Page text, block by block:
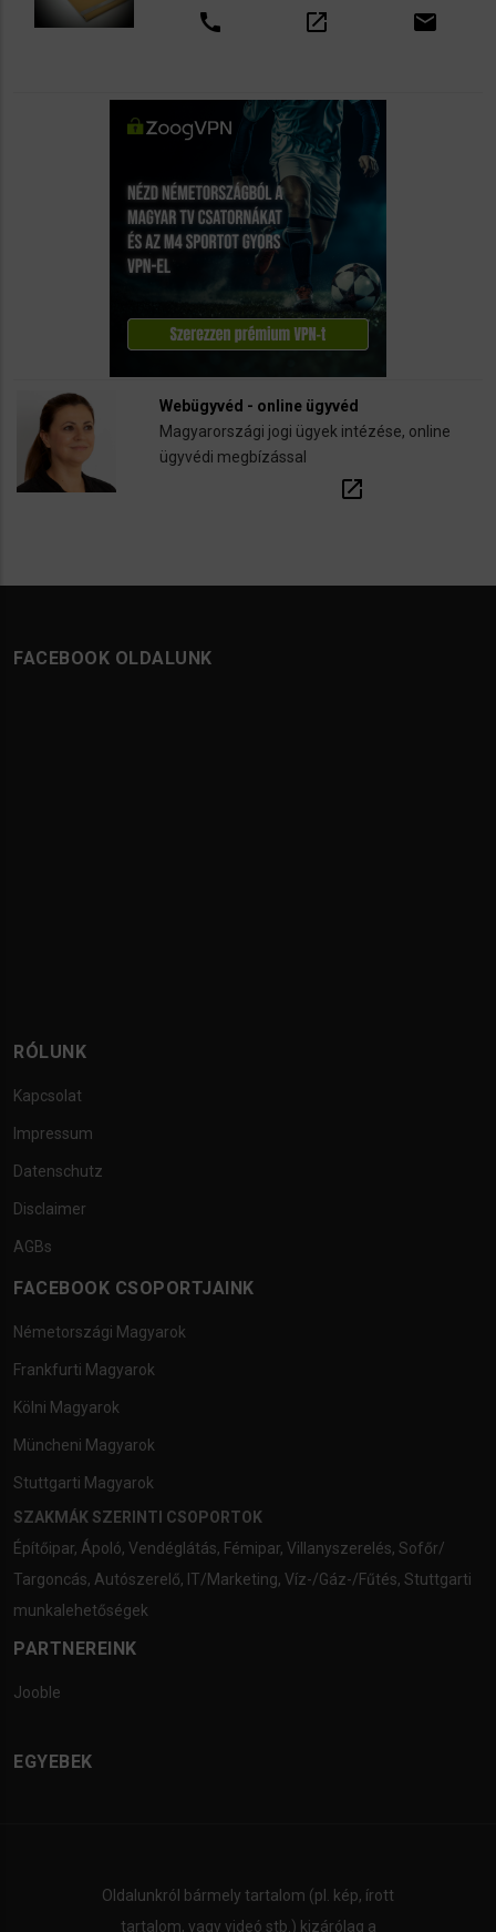
call open_in_new email
Webügyvéd - online ügyvéd
Magyarországi jogi ügyek intézése, online
ügyvédi megbízással
open_in_new
FACEBOOK OLDALUNK
RÓLUNK
Kapcsolat
Impressum
Datenschutz
Disclaimer
AGBs
FACEBOOK CSOPORTJAINK
Németországi Magyarok
Frankfurti Magyarok
Kölni Magyarok
Müncheni Magyarok
Stuttgarti Magyarok
SZAKMÁK SZERINTI CSOPORTOK
Építőipar, Ápoló, Vendéglátás, Fémipar, Villanyszerelés, Sofőr/
Targoncás, Autószerelő, IT/Marketing, Víz-/Gáz-/Fűtés, Stuttgarti
munkalehetőségek
PARTNEREINK
Jooble
EGYEBEK
Oldalunkról bármely tartalom (pl. kép, írott
tartalom, vagy videó stb.) kizárólag a